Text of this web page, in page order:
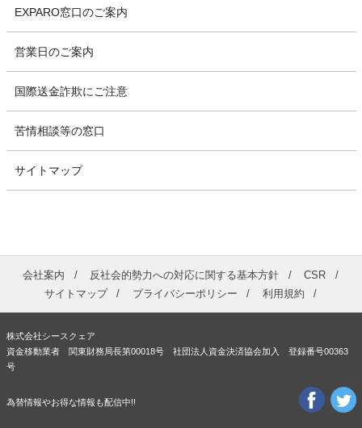
EXPARO窓口のご案内
営業日のご案内
国際送金詐欺にご注意
苦情相談等の窓口
サイトマップ
会社案内 反社会的勢力への対応に関する基本方針
CSR
サイトマップ
プライバシーポリシー 利用規約
株式会社シースクェア
資金移動業者 関東財務局長第00018号 社団法人資金決済協会加入 登録番号00363
号
為替情報やお得な情報も配信中!!